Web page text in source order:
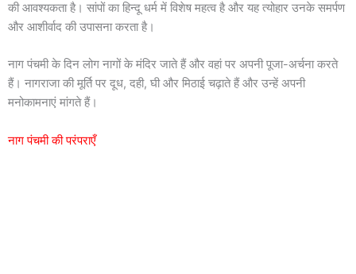
की आवश्यकता है। सांपों का हिन्दू धर्म में विशेष महत्व है और यह त्योहार उनके समर्पण
और आशीर्वाद की उपासना करता है।
नाग पंचमी के दिन लोग नागों के मंदिर जाते हैं और वहां पर अपनी पूजा-अर्चना करते
हैं। नागराजा की मूर्ति पर दूध, दही, घी और मिठाई चढ़ाते हैं और उन्हें अपनी
मनोकामनाएं मांगते हैं।
नाग पंचमी की परंपराएँ